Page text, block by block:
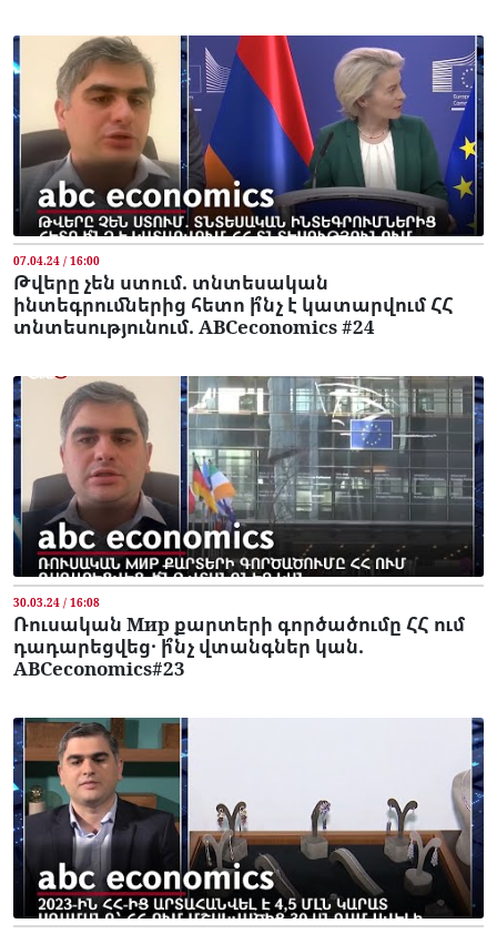
07.04.24 / 16:00
Թվերը չեն ստում. տնտեսական
ինտեգրումներից հետո ի՞նչ է կատարվում ՀՀ
տնտեսությունում. ABCeconomics #24
30.03.24 / 16:08
Ռուսական Мир քարտերի գործածումը ՀՀ ում
դադարեցվեց․ ի՞նչ վտանգներ կան.
ABCeconomics#23